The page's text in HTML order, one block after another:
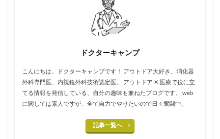
ドクターキャンプ
こんにちは、ドクターキャンプです！ アウトドア大好き、消化器
外科専門医、内視鏡外科技術認定医。 アウトドア ✕ 医療で役に立
てる情報を発信している、自分の趣味も兼ねたブログです。 web
に関しては素人ですが、全て自力でやりたいので日々奮闘中。
記事一覧へ